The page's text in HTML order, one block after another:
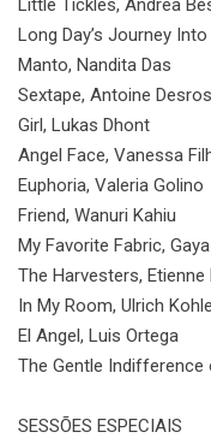
Little Tickles, Andrea
Long Day’s Journey
Manto, Nandita Das
Sextape, Antoine
Girl, Lukas Dhont
Angel Face, Vanessa
Euphoria, Valeria Golino
Friend, Wanuri Kahiu
My Favorite Fabric,
The Harvesters, Etienne
In My Room, Ulrich
El Angel, Luis Ortega
The Gentle Indifference
SESSÕES ESPECIAIS